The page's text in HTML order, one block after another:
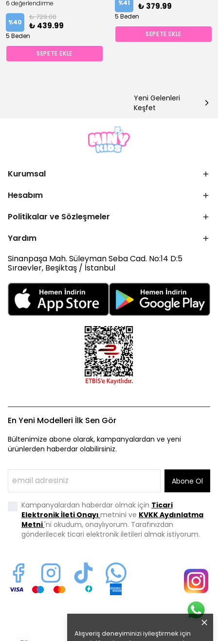
Alışveriş deneyiminizi iyileştirmek için
6 değerlendirme
%40
₺ 729.00
₺ 439.99
5 Beden
SEPETE EKLE
%41 ₺ 379.99
5 Beden
SEPETE EKLE
Yeni Gelenleri
Keşfet
Kurumsal
Hesabım
Politikalar ve Sözleşmeler
Yardım
Sinanpaşa Mah. Süleyman Seba Cad. No:14 D:5
Sıraevler, Beşiktaş / İstanbul
En Yeni Modelleri İlk Sen Gör
Bültenimize abone olarak, kampanyalardan ve yeni
ürünlerden haberdar olabilirsiniz.
Abone Ol
Kampanyalardan haberdar olmak için Ticari
Elektronik İleti Onayı metnini ve KVKK Aydınlatma
Metni'ni okudum, onaylıyorum. Tarafınızdan
gönderilecek ticari elektronik iletileri almak istiyorum.